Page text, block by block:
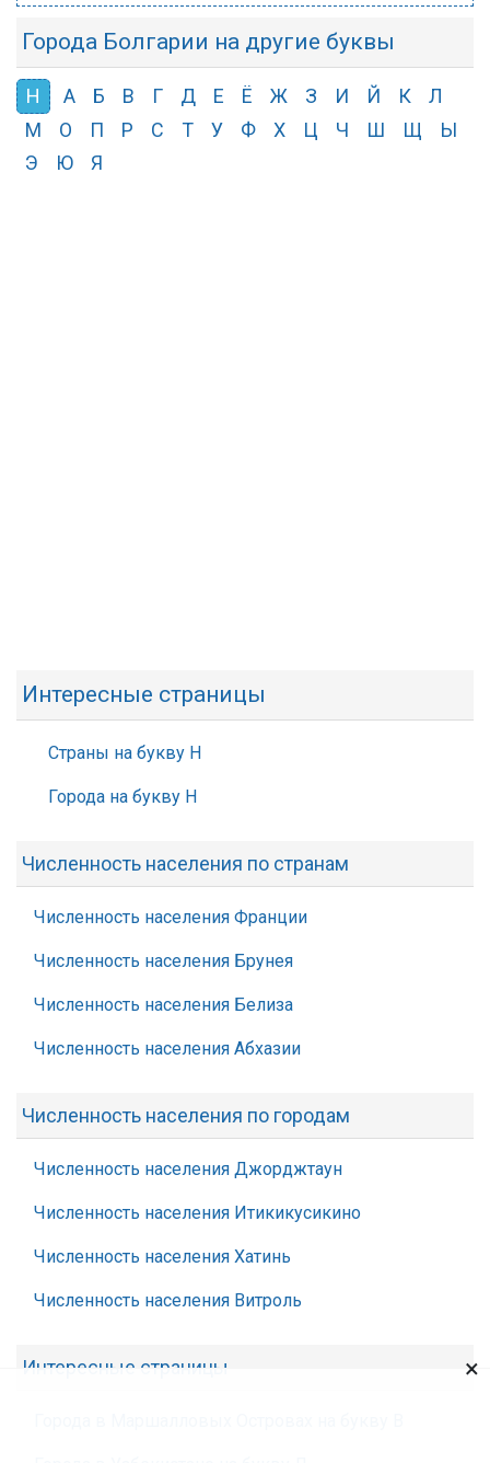
Города Болгарии на другие буквы
Н А Б В Г Д Е Ё Ж З И Й К
Л
М
О П Р С Т У Ф Х Ц Ч Ш Щ
Ы
Э
Ю Я
Интересные страницы
Страны на букву Н
Города на букву Н
Численность населения по странам
Численность населения Франции
Численность населения Брунея
Численность населения Белиза
Численность населения Абхазии
Численность населения по городам
Численность населения Джорджтаун
Численность населения Итикикусикино
Численность населения Хатинь
Численность населения Витроль
Интересные страницы ×